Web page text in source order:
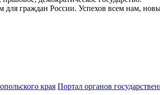
граждан России. Успехов всем нам,
края Портал органов